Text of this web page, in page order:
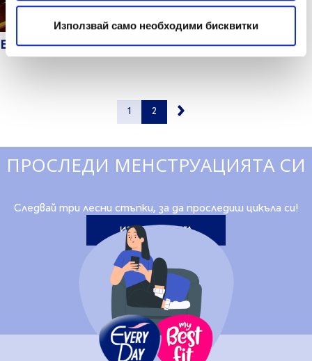
Използвай само необходими бисквитки
Бременност и инконтиненция
1 2
ПРОСЛЕДИ МЕНСТРУАЦИЯТА СИ
Следвай три лесни стъпки, за да проследиш цикъла си!
ИЗЧИСЛЕТЕ СЕГА